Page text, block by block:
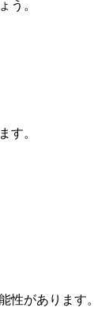
う。
す。
性があります。